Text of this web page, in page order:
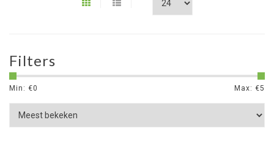
Filters
Min: €0 Max: €5